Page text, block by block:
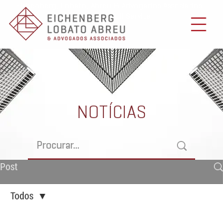
Eichenberg, Lobato, Abreu & Advogados Associados -
Advocacia Full Service
Post
Todos
NOTÍCIAS